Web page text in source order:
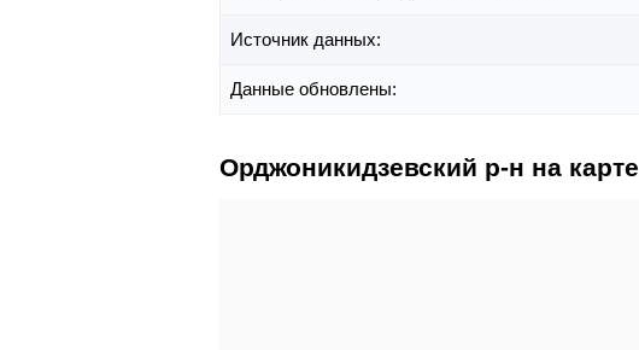
Источник данных:
Данные обновлены:
Орджоникидзевский р-н на карте